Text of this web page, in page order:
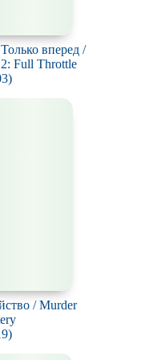
вперед /
Full Throttle
/ Murder